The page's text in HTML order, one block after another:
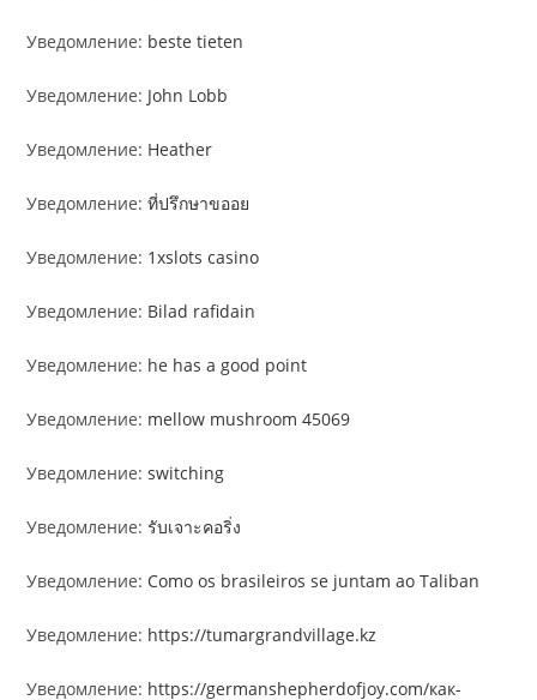
Уведомление: beste tieten
Уведомление: John Lobb
Уведомление: Heather
Уведомление:ที่ปรึกษาขออย
Уведомление: 1xslots casino
Уведомление: Bilad rafidain
Уведомление: he has a good point
Уведомление: mellow mushroom 45069
Уведомление:switching
Уведомление: รับเจาะคอริ่ง
Уведомление: Como os brasileiros se juntam ao Taliban
Уведомление: https://tumargrandvillage.kz
Уведомление: https://germanshepherdofjoy.com/как-